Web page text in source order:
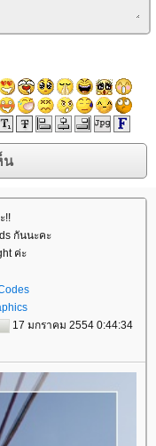
!!
กันนะคะ
ค่ะ
17 มกราคม 2554 0:44:34